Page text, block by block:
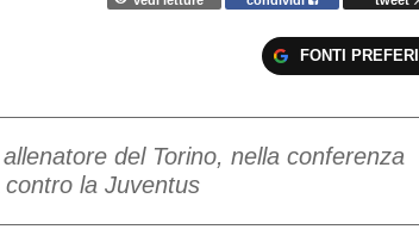
FONTI
del Torino, nella conferenza
la Juventus